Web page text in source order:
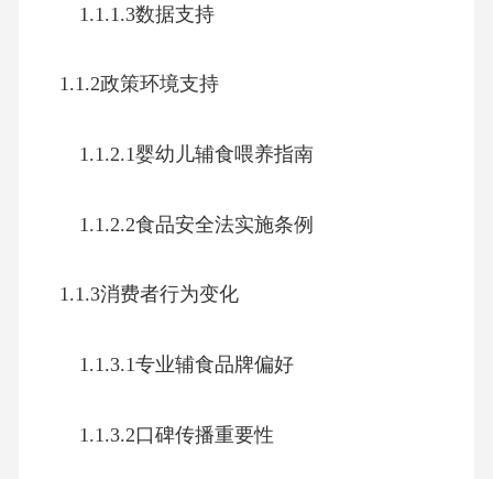
1.1.1.3数据支持
1.1.2政策环境支持
1.1.2.1婴幼儿辅食喂养指南
1.1.2.2食品安全法实施条例
1.1.3消费者行为变化
1.1.3.1专业辅食品牌偏好
1.1.3.2口碑传播重要性